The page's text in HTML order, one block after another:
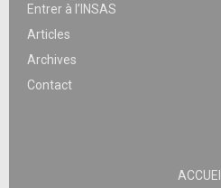
Entrer à l’INSAS
Articles
Archives
Contact
ACCUEIL